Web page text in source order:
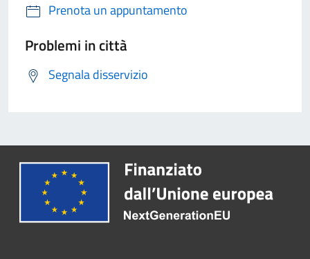
Prenota un appuntamento
Problemi in città
Segnala disservizio